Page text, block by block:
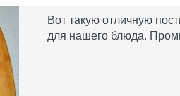
Вот такую отличную
для нашего блюда.